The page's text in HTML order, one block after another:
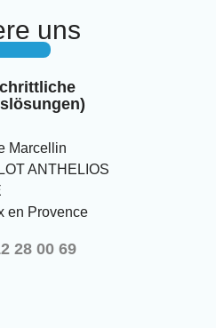
uns
Marcellin
ANTHELIOS
en Provence
28 00 69